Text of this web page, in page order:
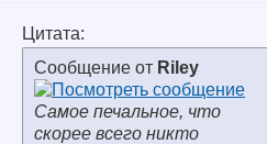
Цитата:
Сообщение от Riley
Cамое печальное, что
скорее всего никто